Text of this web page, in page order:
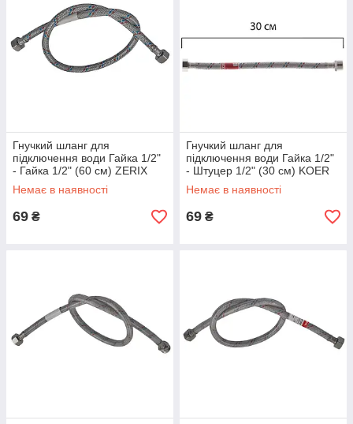
Гнучкий шланг для
підключення води Гайка 1/2"
- Гайка 1/2" (60 см) ZERIX
(ZX1552)
Немає в наявності
69 ₴
Гнучкий шланг для
підключення води Гайка 1/2"
- Штуцер 1/2" (30 см) KOER
(KR0262)
Немає в наявності
69 ₴